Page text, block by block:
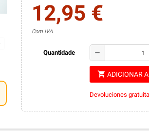
12,95 €
Com IVA
Quantidade remove
shopping_cart ADICIONAR
Devoluciones